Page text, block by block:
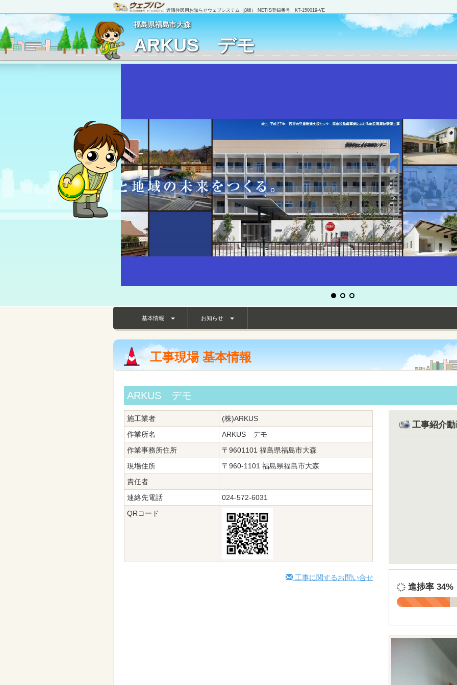
近隣住民用お知らせウェブシステム（β版） NETIS登録番号 KT-150019-VE
福島県福島市大森
ARKUS デモ
基本情報 お知らせ
工事現場 基本情報
ARKUS デモ
施工業者
(株)ARKUS
作業所名
ARKUS デモ
作業事務所住所
〒9601101 福島県福島市大森
現場住所
〒960-1101 福島県福島市大森
責任者
連絡先電話
024-572-6031
QRコード
工事に関するお問い合せ
工事紹介動
進捗率 34%